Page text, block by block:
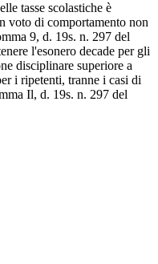
tasse scolastiche è
voto di comportamento non
9, d. 19s. n. 297 del
l'esonero decade per gli
disciplinare superiore a
i ripetenti, tranne i casi di
Il, d. 19s. n. 297 del